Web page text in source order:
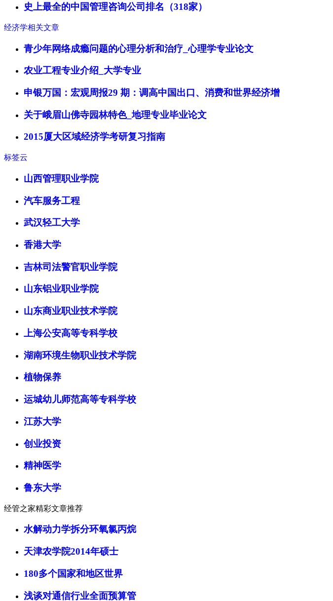
史上最全的中国管理咨询公司排名（318家）
经济学相关文章
青少年网络成瘾问题的心理分析和治疗_心理学专业论文
农业工程专业介绍_大学专业
申银万国：宏观周报29 期：调高中国出口、消费和世界经济增
关于峨眉山佛寺园林特色_地理专业毕业论文
2015厦大区域经济学考研复习指南
标签云
山西管理职业学院
汽车服务工程
武汉轻工大学
香港大学
吉林司法警官职业学院
山东铝业职业学院
山东商业职业技术学院
上海公安高等专科学校
湖南环境生物职业技术学院
植物保养
运城幼儿师范高等专科学校
江苏大学
创业投资
精神医学
鲁东大学
经管之家精彩文章推荐
水解动力学拆分环氧氯丙烷
天津农学院2014年硕士
180多个国家和地区世界
浅谈对通信行业全面预算管